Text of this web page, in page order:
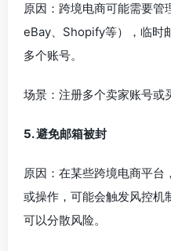
原因：跨境电商可能需要管
eBay、Shopify等），临时
多个账号。
场景：注册多个卖家账号或
5. 避免邮箱被封
原因：在某些跨境电商平台
或操作，可能会触发风控机
可以分散风险。